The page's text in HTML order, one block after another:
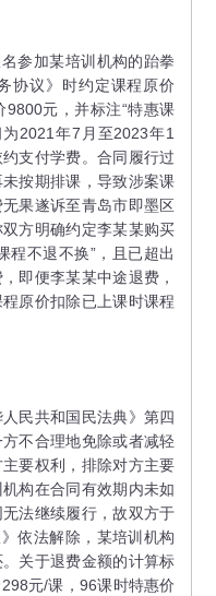
参加某培训机构的跆拳
协议》时约定课程原价
元，并标注“特惠课
2021年7月至2023年1
支付学费。合同履行过
按期排课，导致涉案课
果遂诉至青岛市即墨区
方明确约定李某某购买
程不退不换”，且已超出
即便李某某中途退费，
原价扣除已上课时课程
民共和国民法典》第四
不合理地免除或者减轻
要权利，排除对方主要
构在合同有效期内未如
法继续履行，故双方于
依法解除，某培训机构
关于退费金额的计算标
元/课，96课时特惠价